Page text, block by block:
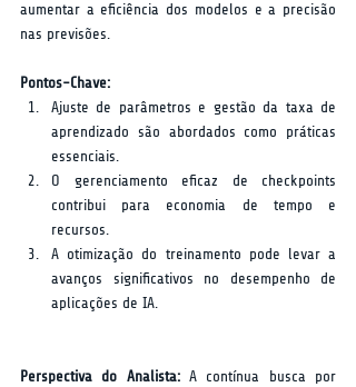
aumentar a eficiência dos modelos e a precisão
nas previsões.
Pontos-Chave:
Ajuste de parâmetros e gestão da taxa de
aprendizado são abordados como práticas
essenciais.
O gerenciamento eficaz de checkpoints
contribui para economia de tempo e
recursos.
A otimização do treinamento pode levar a
avanços significativos no desempenho de
aplicações de IA.
Perspectiva do Analista: A contínua busca por